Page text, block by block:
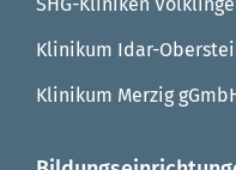
Klinikum Idar-
Klinikum Merzig